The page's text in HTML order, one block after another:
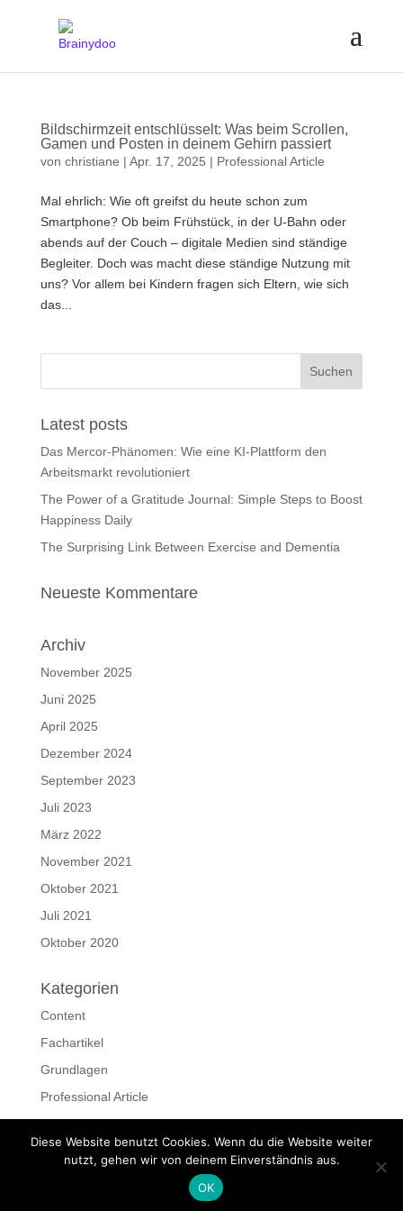
Bildschirmzeit entschlüsselt: Was beim Scrollen,
Gamen und Posten in deinem Gehirn passiert
von christiane | Apr. 17, 2025 | Professional Article
Mal ehrlich: Wie oft greifst du heute schon zum
Smartphone? Ob beim Frühstück, in der U-Bahn oder
abends auf der Couch – digitale Medien sind ständige
Begleiter. Doch was macht diese ständige Nutzung mit
uns? Vor allem bei Kindern fragen sich Eltern, wie sich
das...
Latest posts
Das Mercor-Phänomen: Wie eine KI-Plattform den
Arbeitsmarkt revolutioniert
The Power of a Gratitude Journal: Simple Steps to Boost
Happiness Daily
The Surprising Link Between Exercise and Dementia
Neueste Kommentare
Archiv
November 2025
Juni 2025
April 2025
Dezember 2024
September 2023
Juli 2023
März 2022
November 2021
Oktober 2021
Juli 2021
Oktober 2020
Kategorien
Content
Fachartikel
Grundlagen
Professional Article
Ressourcen
Schreiben
Diese Website benutzt Cookies. Wenn du die Website weiter
nutzt, gehen wir von deinem Einverständnis aus.
OK